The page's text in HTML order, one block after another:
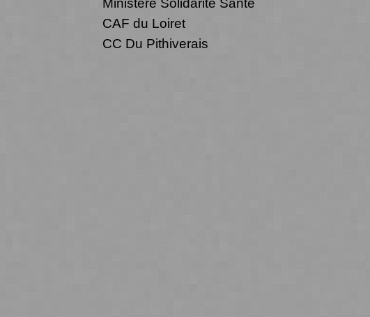
CAF du Loiret
CC Du Pithiverais